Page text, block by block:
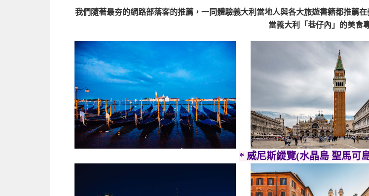
我們隨著最夯的網路部落客的推薦，一同體驗義大利當地人與各大旅遊書籍都推薦
當義大利「巷仔內」的美食
* 威尼斯縱覽(水晶島 聖馬可